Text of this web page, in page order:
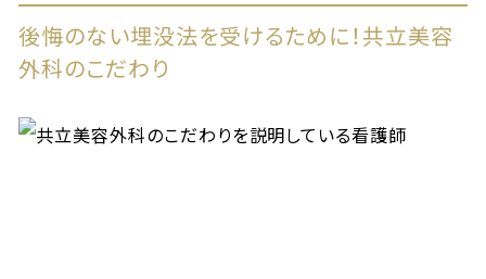
後悔のない埋没法を受けるために！共立美容
外科のこだわり